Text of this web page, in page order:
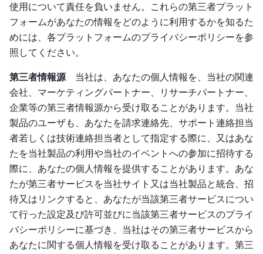
使用について責任を負いません。これらの第三者プラット
フォームがあなたの情報をどのように利用するかを知るた
めには、各プラットフォームのプライバシーポリシーを参
照してください。
第三者情報源 当社は、あなたの個人情報を、当社の関連
会社、マーケティングパートナー、リサーチパートナー、
企業等の第三者情報源から受け取ることがあります。当社
製品のユーザも、あなたを請求連絡先、サポート連絡担当
者若しくは技術連絡担当者として指定する際に、又はあな
たを当社製品の利用や当社のイベントへの参加に招待する
際に、あなたの個人情報を提供することがあります。あな
たが第三者サービスを当社サイト又は当社製品と統合、招
待又はリンクすると、あなたが当該第三者サービスについ
て行った設定及び許可並びに当該第三者サービスのプライ
バシーポリシーに基づき、当社はその第三者サービスから
あなたに関する個人情報を受け取ることがあります。第三